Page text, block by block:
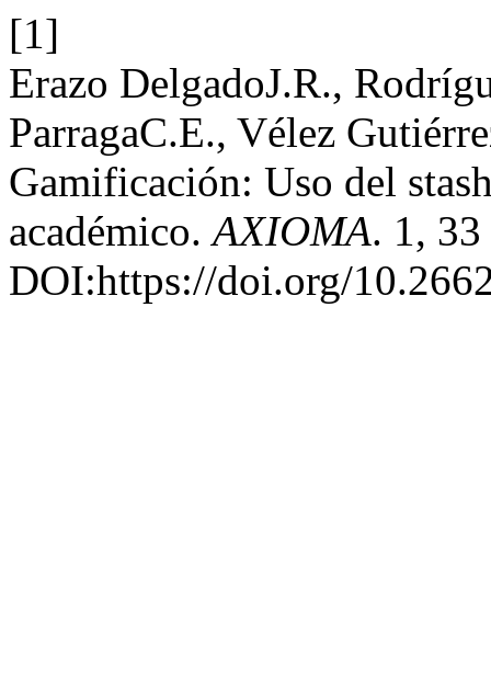
[1]
Erazo DelgadoJ.R.,
ParragaC.E., Vélez
Gamificación: Uso del
académico.AXIOMA. 1,
DOI:https://doi.org/